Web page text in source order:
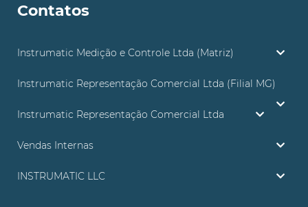
Contatos
Instrumatic Medição e Controle Ltda (Matriz)
Instrumatic Representação Comercial Ltda (Filial MG)
Instrumatic Representação Comercial Ltda
Vendas Internas
INSTRUMATIC LLC